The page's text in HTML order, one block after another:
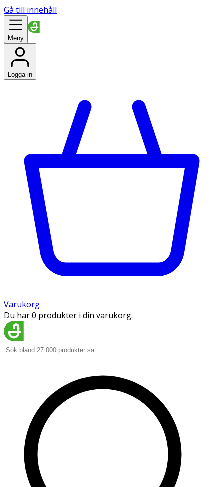
Gå till innehåll
Meny
Logga in
Varukorg
Du har 0 produkter i din varukorg.